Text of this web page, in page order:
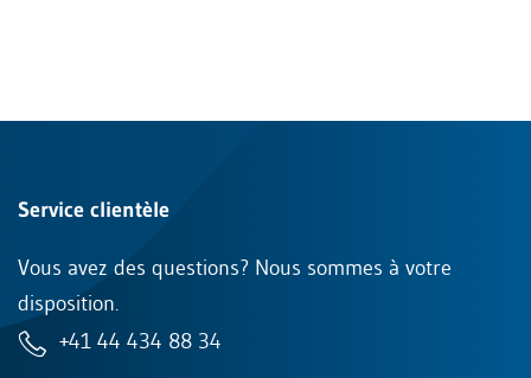
Service clientèle
Vous avez des questions? Nous sommes à votre
disposition.
+41 44 434 88 34